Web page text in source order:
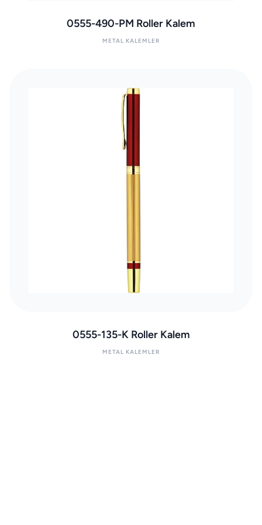
0555-490-PM Roller Kalem
METAL KALEMLER
0555-135-K Roller Kalem
METAL KALEMLER